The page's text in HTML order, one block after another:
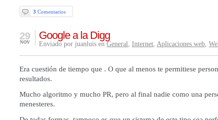
3 Comentarios
Google a la Digg
29
NOV Enviado por juanluis en General, Internet, Aplicaciones web,
Era cuestión de tiempo que . O que al menos te permitiese
resultados.
Mucho algoritmo y mucho PR, pero al final nadie como una
menesteres.